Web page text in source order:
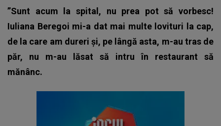
”Sunt acum la spital, nu prea pot să vorbesc!
Iuliana Beregoi mi-a dat mai multe lovituri la cap,
de la care am dureri și, pe lângă asta, m-au tras de
păr, nu m-au lăsat să intru în restaurant să
mănânc.